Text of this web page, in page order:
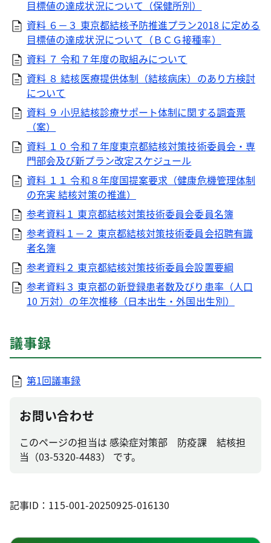
目標値の達成状況について（保健所別）
資料 ６－３ 東京都結核予防推進プラン2018 に定める
目標値の達成状況について（ＢＣＧ接種率）
資料 ７ 令和７年度の取組みについて
資料 ８ 結核医療提供体制（結核病床）のあり方検討
について
資料 ９ 小児結核診療サポート体制に関する調査票
（案）
資料 １０ 令和７年度東京都結核対策技術委員会・専
門部会及び新プラン改定スケジュール
資料 １１ 令和８年度国提案要求（健康危機管理体制
の充実 結核対策の推進）
参考資料１ 東京都結核対策技術委員会委員名簿
参考資料１－２ 東京都結核対策技術委員会招聘有識
者名簿
参考資料２ 東京都結核対策技術委員会設置要綱
参考資料３ 東京都の新登録患者数及びり患率（人口
10 万対）の年次推移（日本出生・外国出生別）
議事録
第1回議事録
お問い合わせ
このページの担当は 感染症対策部 防疫課 結核担
当（03-5320-4483） です。
記事ID：115-001-20250925-016130